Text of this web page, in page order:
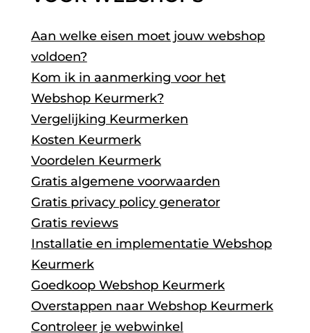
Aan welke eisen moet jouw webshop
voldoen?
Kom ik in aanmerking voor het
Webshop Keurmerk?
Vergelijking Keurmerken
Kosten Keurmerk
Voordelen Keurmerk
Gratis algemene voorwaarden
Gratis privacy policy generator
Gratis reviews
Installatie en implementatie Webshop
Keurmerk
Goedkoop Webshop Keurmerk
Overstappen naar Webshop Keurmerk
Controleer je webwinkel